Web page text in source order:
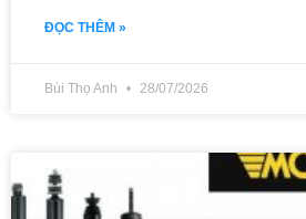
ĐỌC THÊM »
Bùi Thọ Anh 28/07/2026